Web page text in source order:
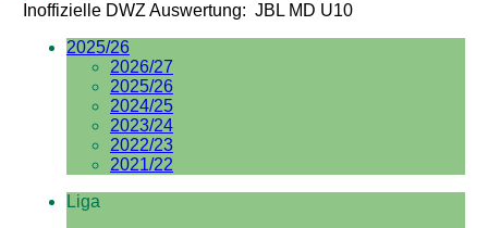
Inoffizielle DWZ Auswertung: JBL MD U10
2025/26
2026/27
2025/26
2024/25
2023/24
2022/23
2021/22
Liga